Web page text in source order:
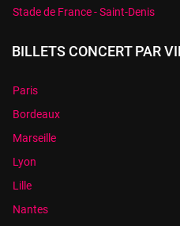
Stade de France - Saint-Denis
BILLETS CONCERT PAR
Paris
Bordeaux
Marseille
Lyon
Lille
Nantes